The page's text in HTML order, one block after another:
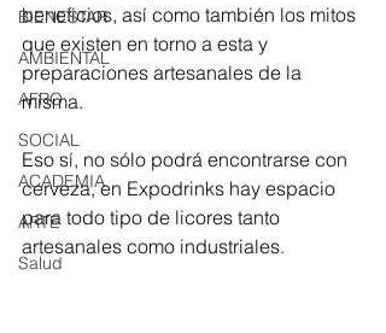
BIENESTAR
AMBIENTAL
AFRO
SOCIAL
ACADEMIA
ARTE
Salud
beneficios, así como también los mitos
que existen en torno a esta y
preparaciones artesanales de la
misma.
Eso sí, no sólo podrá encontrarse con
cerveza, en Expodrinks hay espacio
para todo tipo de licores tanto
artesanales como industriales.